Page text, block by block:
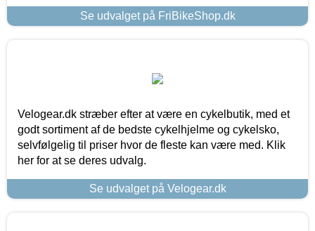
Se udvalget på FriBikeShop.dk
Velogear.dk stræber efter at være en cykelbutik, med et
godt sortiment af de bedste cykelhjelme og cykelsko,
selvfølgelig til priser hvor de fleste kan være med. Klik
her for at se deres udvalg.
Se udvalget på Velogear.dk